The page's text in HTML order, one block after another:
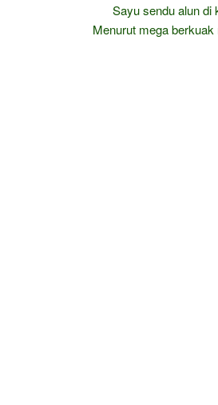
Sayu sendu alun di
Menurut mega berkuak